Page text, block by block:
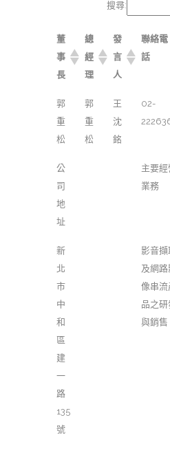
搜尋:
董
事
長
總
經
理
發
言
人
聯絡電
話
郭
重
松
郭
重
松
王
沈
銘
02-
公
司
地
址
主要經
業務
新
北
市
中
和
區
建
一
路
135
號
影音擷
及網路
像串流
品之研
與銷售